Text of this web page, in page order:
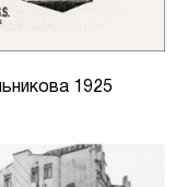
1925